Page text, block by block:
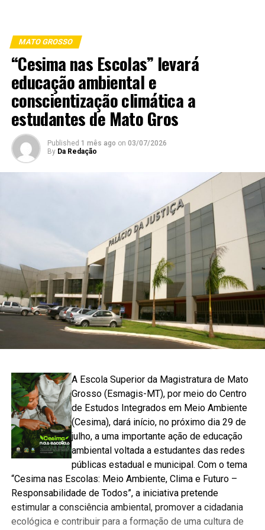
MATO GROSSO
“Cesima nas Escolas” levará
educação ambiental e
conscientização climática a
estudantes de Mato Gros
Published 1 mês ago on 03/07/2026
By Da Redação
A Escola Superior da Magistratura de Mato
Grosso (Esmagis-MT), por meio do Centro
de Estudos Integrados em Meio Ambiente
(Cesima), dará início, no próximo dia 29 de
julho, a uma importante ação de educação
ambiental voltada a estudantes das redes
públicas estadual e municipal. Com o tema
“Cesima nas Escolas: Meio Ambiente, Clima e Futuro –
Responsabilidade de Todos”, a iniciativa pretende
estimular a consciência ambiental, promover a cidadania
ecológica e contribuir para a formação de uma cultura de